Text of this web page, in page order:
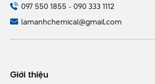
097 550 1855 - 090 333 1112
lamanhchemical@gmail.com
Giới thiệu